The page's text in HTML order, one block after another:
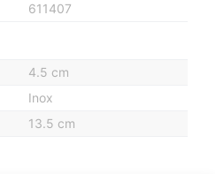
611407
4.5 cm
Inox
13.5 cm